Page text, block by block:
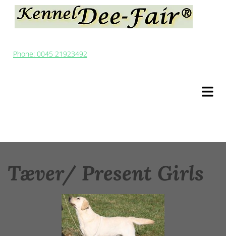
Phone: 0045 21923492
Tæver/ Present Girls